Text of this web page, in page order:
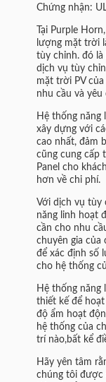
Chứng nhận:
Tại Purple
lượng mặt trời
tùy chỉnh. đó
dịch vụ tùy
mặt trời PV
nhu cầu và yêu
Hệ thống
xây dựng với
cao nhất, đảm
cũng cung cấp
Panel cho
hơn về chi phí.
Với dịch vụ tùy
năng linh hoạt
cần cho nhu
chuyên gia của
để xác định số
cho hệ thống
Hệ thống
thiết kế để
độ ẩm hoạt
hệ thống của
trí nào,bất kể
Hãy yên tâm
chúng tôi được